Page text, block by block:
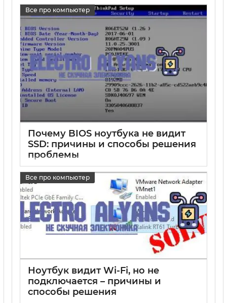
Все про компьютер
Почему BIOS ноутбука не видит
SSD: причины и способы решения
проблемы
Все про компьютер
Ноутбук видит Wi-Fi, но не
подключается – причины и
способы решения